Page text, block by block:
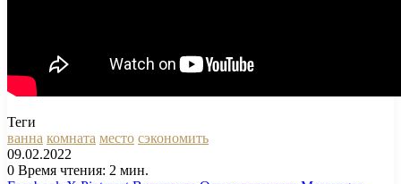
Теги
ванна комната место сэкономить
09.02.2022
0 Время чтения: 2 мин.